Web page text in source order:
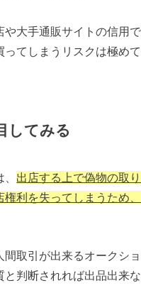
や大手通販サイトの信用
ってしまうリスクは極め
してみる
出店する上で偽物の取
権利を失ってしまうため
間取引が出来るオークシ
と判断されれば出品出来